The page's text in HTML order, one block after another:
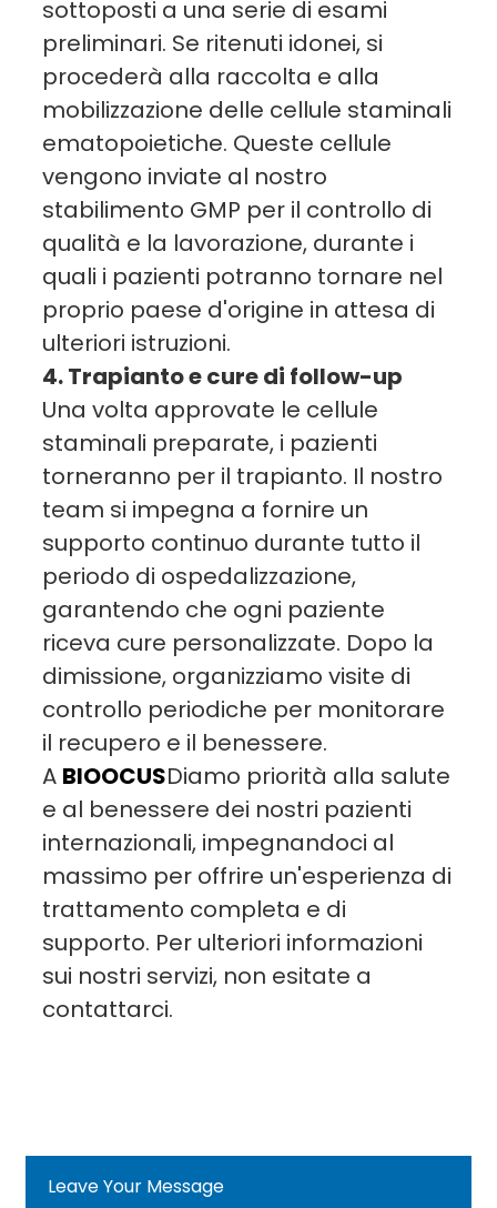
sottoposti a una serie di esami
preliminari. Se ritenuti idonei, si
procederà alla raccolta e alla
mobilizzazione delle cellule staminali
ematopoietiche. Queste cellule
vengono inviate al nostro
stabilimento GMP per il controllo di
qualità e la lavorazione, durante i
quali i pazienti potranno tornare nel
proprio paese d'origine in attesa di
ulteriori istruzioni.
4. Trapianto e cure di follow-up
Una volta approvate le cellule
staminali preparate, i pazienti
torneranno per il trapianto. Il nostro
team si impegna a fornire un
supporto continuo durante tutto il
periodo di ospedalizzazione,
garantendo che ogni paziente
riceva cure personalizzate. Dopo la
dimissione, organizziamo visite di
controllo periodiche per monitorare
il recupero e il benessere.
A BIOOCUSDiamo priorità alla salute
e al benessere dei nostri pazienti
internazionali, impegnandoci al
massimo per offrire un'esperienza di
trattamento completa e di
supporto. Per ulteriori informazioni
sui nostri servizi, non esitate a
contattarci.
Leave Your Message